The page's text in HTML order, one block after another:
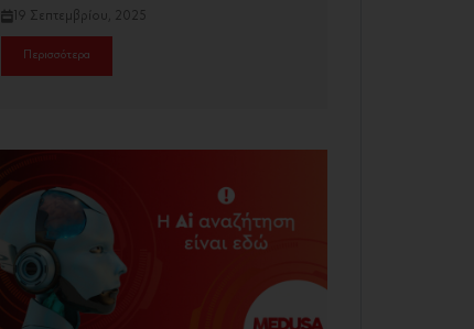
19 Σεπτεμβρίου, 2025
Περισσότερα